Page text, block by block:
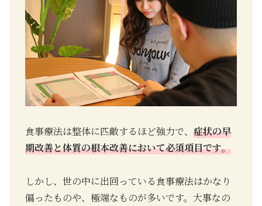
食事療法は整体に匹敵するほど強力で、 症状の早
期改善と体質の根本改善において必須項目です。
しかし、世の中に出回っている食事療法はかなり
偏ったものや、極端なものが多いです。大事なの